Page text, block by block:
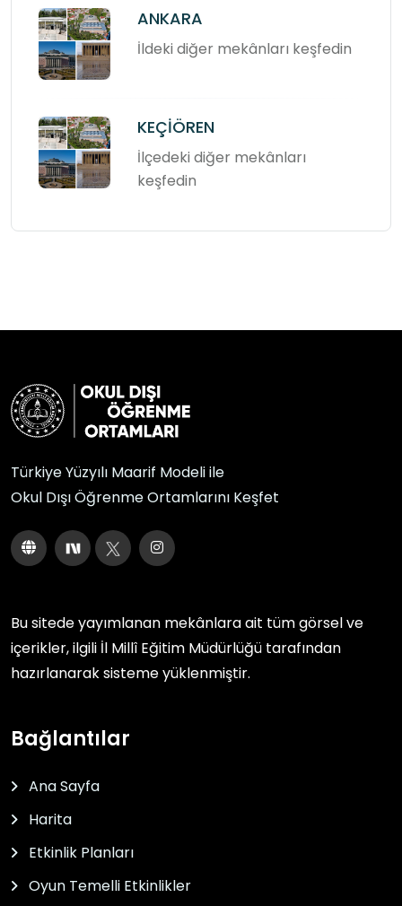
ANKARA
İldeki diğer mekânları keşfedin
KEÇİÖREN
İlçedeki diğer mekânları
keşfedin
Türkiye Yüzyılı Maarif Modeli ile
Okul Dışı Öğrenme Ortamlarını Keşfet
Bu sitede yayımlanan mekânlara ait tüm görsel ve
içerikler, ilgili İl Millî Eğitim Müdürlüğü tarafından
hazırlanarak sisteme yüklenmiştir.
Bağlantılar
Ana Sayfa
Harita
Etkinlik Planları
Oyun Temelli Etkinlikler